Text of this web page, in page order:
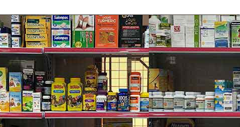
và nâng cao thể lực.
thần.